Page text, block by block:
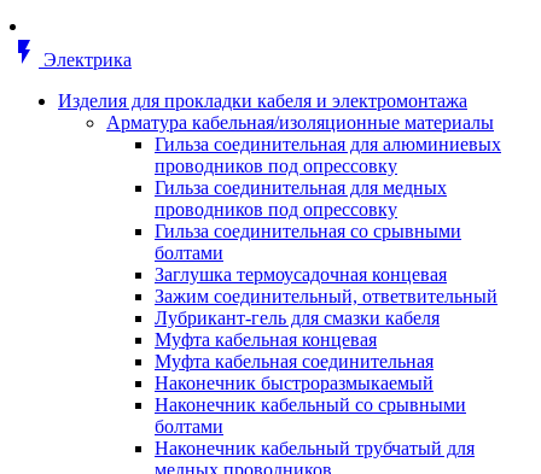
монтажные
Деталь крепежная для несущих и и
профильных реек
Зажим для крышки системы
поддержки кабелей
Кронштейн для кабельного лотка
Крышка для кабельных лотков
лотков
Лоток кабельный лестничный
Лоток кабельный листовой
Лоток кабельный проволочный
Настенный и потолочный
для кабельного лотка
Несущий профиль
лотков
Ответвление т-образное для
flash_on
Электрика
Изделия для прокладки кабеля и электромонтажа
Арматура кабельная/изоляционные материалы
Гильза соединительная для алюминиевых
проводников под опрессовку
Гильза соединительная для медных
проводников под опрессовку
Гильза соединительная со срывными
болтами
Заглушка термоусадочная концевая
Зажим соединительный, ответвительный
Лубрикант-гель для смазки кабеля
Муфта кабельная концевая
Муфта кабельная соединительная
Наконечник быстроразмыкаемый
Наконечник кабельный со срывными
болтами
Наконечник кабельный трубчатый для
медных проводников